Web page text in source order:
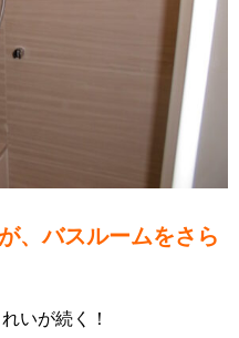
、バスルームをさら
いが続く！